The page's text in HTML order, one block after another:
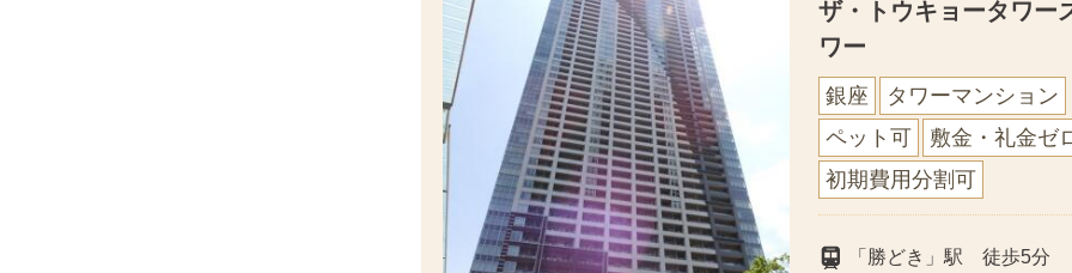
ザ・トウキョータワー
ワー
銀座
タワーマンション
ペット可
敷金・礼金ゼ
初期費用分割可
「勝どき」駅 徒歩5分